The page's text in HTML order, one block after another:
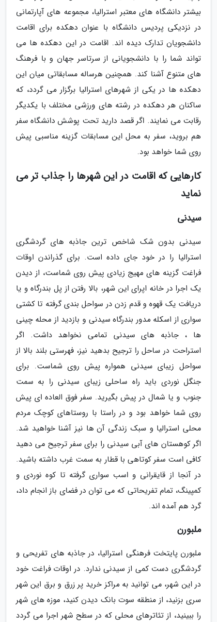
بیشتر دانشگاه های معتبر استرالیا، مجموعه های آپارتمانی
در نزدیکی پردیس دانشگاه با عنوان دهکده برای اقامت
دانشجویان تدارک دیده اند. اقامت در این دهکده ها می
تواند شما را با دانشجویانی از سرتاسر جهان و با فرهنگ
های متنوع آشنا کند. همچنین هرساله مسابقاتی میان این
دهکده ها در یکی از شهرهای استرالیا برگزار می گردد، که
ساکنان هر دهکده در رشته های ورزشی مختلف با یکدیگر
رقابت می نمایند. اگر قصد دارید تحت پوشش دانشگاه سفر
هم بروید، سفر به محل این مسابقات گزینه مناسبی پیش
روی شما خواهد بود.
کارهایی که اقامت در این شهرها را جذاب تر می
نماید
سیدنی
سیدنی بدون شک شاخص ترین جاذبه های گردشگری
استرالیا را در خود جای داده است. برای گذراندن اوقات
فراغت گزینه های مهیج زیادی پیش روی شماست، از دیدن
یک اجرا در خانه اپرای این شهر، بالا رفتن از پل بندرگاه و یا
دریافت یک قهوه و قدم زدن در سواحل بندی گرفته تا کشتی
سواری از اسکله مدور بندرگاه سیدنی و بازدید از محله چینی
ها ، جاذبه های سیدنی تمامی نخواهد داشت. اگر
استراحت در ساحل را ترجیح بدهید نیز، فهرستی بلند بالا از
سواحل زیبای سیدنی همواره پیش روی شماست. برای
جنگل نوردی باید راه ساحلی زیبای سیدنی را به سمت
جنوب و یا شمال در پیش بگیرید. سفر فوق العاده ای پیش
روی شما خواهد بود و در راستا با روستاهای کوچک مردم
محلی استرالیا و سبک زندگی آن ها نیز آشنا خواهید شد.
اگر کوهستان های آبی سیدنی را برای سفر ترجیح می دهید
کافی است سفر کوتاهی با قطار به سمت غرب داشته باشید.
در آنجا از قایقرانی و اسب سواری گرفته تا کوه نوردی و
کمپینگ، تمام تفریحاتی که می توان در فضای باز انجام داد،
گرد هم آمده اند.
ملبورن
ملبورن پایتخت فرهنگی استرالیا، در جاذبه های تفریحی و
گردشگری دست کمی از سیدنی ندارد. در اوقات فراغت خود
در این شهر، می توانید به مراکز خرید پر زرق و برق این شهر
سری بزنید، از منطقه سوت بانک دیدن کنید، موزه های شهر
را ببینید، از تئاترهای محلی که در سطح شهر اجرا می گردد